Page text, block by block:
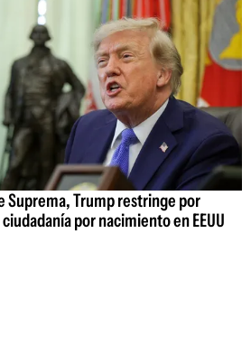
Suprema, Trump restringe por
por nacimiento en EEUU